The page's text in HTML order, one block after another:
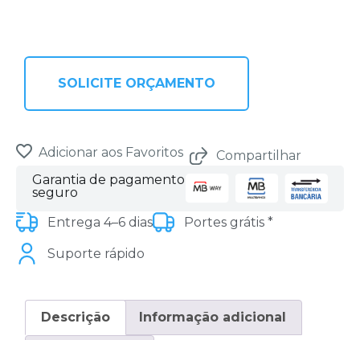
SOLICITE ORÇAMENTO
Adicionar aos Favoritos
Compartilhar
Garantia de pagamento
seguro
Entrega 4–6 dias
Portes grátis *
Suporte rápido
Descrição Informação adicional